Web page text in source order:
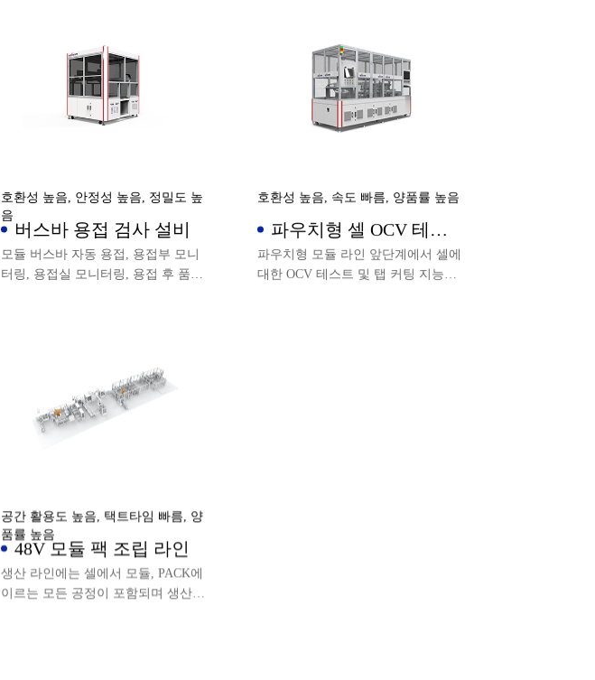
호환성 높음, 안정성 높음, 정밀도 높
음
버스바 용접 검사 설비
모듈 버스바 자동 용접, 용접부 모니
터링, 용접실 모니터링, 용접 후 품질
호환성 높음, 속도 빠름, 양품률 높음
파우치형 셀 OCV 테스
트 및 탭 커팅 설비
파우치형 모듈 라인 앞단계에서 셀에
대한 OCV 테스트 및 탭 커팅 지능형
공간 활용도 높음, 택트타임 빠름, 양
품률 높음
48V 모듈 팩 조립 라인
생산 라인에는 셀에서 모듈, PACK에
이르는 모든 공정이 포함되며 생산